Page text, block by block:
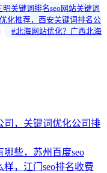
明关键词排名seo网站关键词
化推荐，西安关键词排名公
#北海网站优化？广西北海
司，关键词优化公司排
哪些，苏州百度seo
样，江门seo排名收费